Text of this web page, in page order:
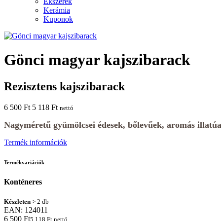
Kerámia
Kuponok
Gönci magyar kajszibarack
Rezisztens kajszibarack
6 500 Ft 5 118 Ft nettó
Nagyméretű gyümölcsei édesek, bőlevűek, aromás
Termék információk
Termékvariációk
Konténeres
Készleten > 2 db
EAN: 124011
6 500 Ft5 118 Ft nettó